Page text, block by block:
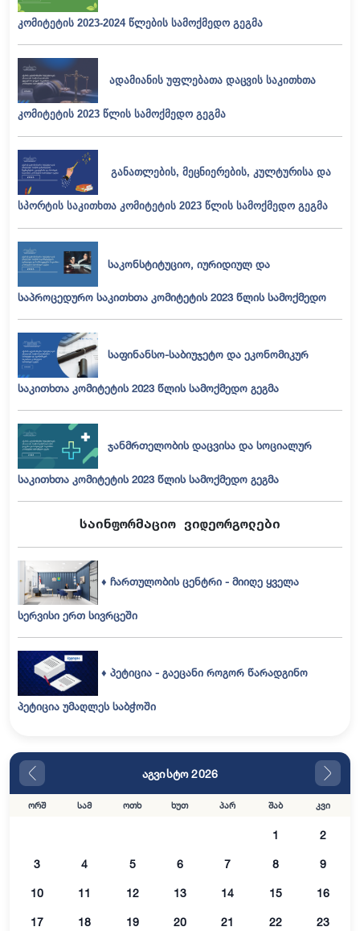
კომიტეტის 2023-2024 წლების სამოქმედო გეგმა
ადამიანის უფლებათა დაცვის საკითხთა
კომიტეტის 2023 წლის სამოქმედო გეგმა
განათლების, მეცნიერების, კულტურისა და
სპორტის საკითხთა კომიტეტის 2023 წლის სამოქმედო გეგმა
საკონსტიტუციო, იურიდიულ და
საპროცედურო საკითხთა კომიტეტის 2023 წლის სამოქმედო
საფინანსო-საბიუჯეტო და ეკონომიკურ
საკითხთა კომიტეტის 2023 წლისსამოქმედო გეგმა
ჯანმრთელობის დაცვისა და სოციალურ
საკითხთა კომიტეტის 2023 წლის სამოქმედო გეგმა
საინფორმაციო ვიდეორგოლები
♦ ჩართულობის ცენტრი - მიიღე ყველა
სერვისი ერთ სივრცეში
♦ პეტიცია - გაეცანი როგორ წარადგინო
პეტიცია უმაღლეს საბჭოში
აგვისტო 2026
ორშ სამ ოთხ ხუთ პარ შაბ კვი
1 2
3 4 5 6 7 8 9
10 11 12 13 14 15 16
17 18 19 20 21 22 23